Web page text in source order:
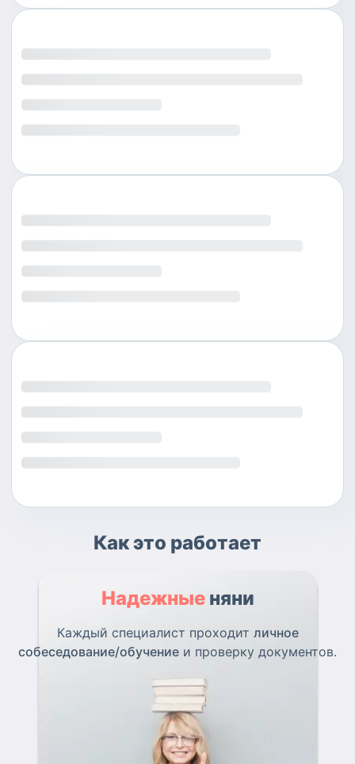
Как это работает
Надежные няни
Каждый специалист проходит личное
собеседование/обучение и проверку документов.